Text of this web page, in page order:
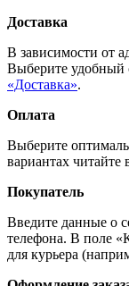
Доставка
В зависимости от
Выберите удобный
«Доставка».
Оплата
Выберите
вариантах читайте
Покупатель
Введите данные о
телефона. В поле
для курьера